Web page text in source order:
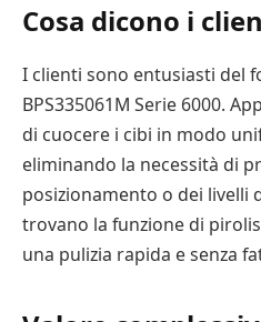
Cosa dicono i
I clienti sono entusiasti del
BPS335061M Serie 6000.
di cuocere i cibi in modo
eliminando la necessità di
posizionamento o dei livelli
trovano la funzione di
una pulizia rapida e senza